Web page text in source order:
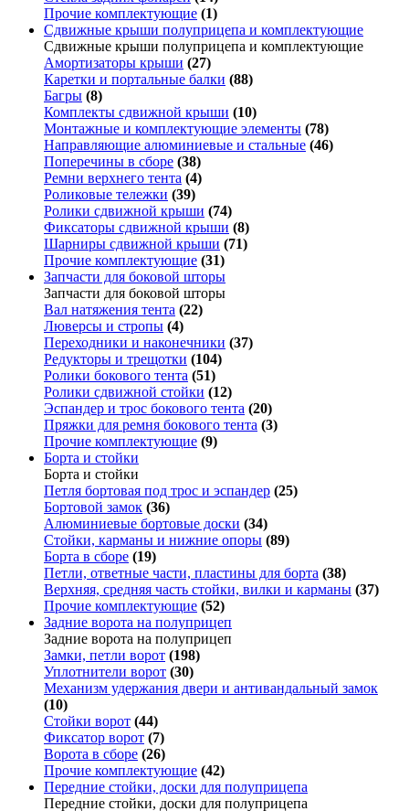
Прочие комплектующие (1)
Сдвижные крыши полуприцепа и комплектующие
Сдвижные крыши полуприцепа и комплектующие
Амортизаторы крыши (27)
Каретки и портальные балки (88)
Багры (8)
Комплекты сдвижной крыши (10)
Монтажные и комплектующие элементы (78)
Направляющие алюминиевые и стальные (46)
Поперечины в сборе (38)
Ремни верхнего тента (4)
Роликовые тележки (39)
Ролики сдвижной крыши (74)
Фиксаторы сдвижной крыши (8)
Шарниры сдвижной крыши (71)
Прочие комплектующие (31)
Запчасти для боковой шторы
Запчасти для боковой шторы
Вал натяжения тента (22)
Люверсы и стропы (4)
Переходники и наконечники (37)
Редукторы и трещотки (104)
Ролики бокового тента (51)
Ролики сдвижной стойки (12)
Эспандер и трос бокового тента (20)
Пряжки для ремня бокового тента (3)
Прочие комплектующие (9)
Борта и стойки
Борта и стойки
Петля бортовая под трос и эспандер (25)
Бортовой замок (36)
Алюминиевые бортовые доски (34)
Стойки, карманы и нижние опоры (89)
Борта в сборе (19)
Петли, ответные части, пластины для борта (38)
Верхняя, средняя часть стойки, вилки и карманы (37)
Прочие комплектующие (52)
Задние ворота на полуприцеп
Задние ворота на полуприцеп
Замки, петли ворот (198)
Уплотнители ворот (30)
Механизм удержания двери и антивандальный замок
(10)
Стойки ворот (44)
Фиксатор ворот (7)
Ворота в сборе (26)
Прочие комплектующие (42)
Передние стойки, доски для полуприцепа
Передние стойки, доски для полуприцепа